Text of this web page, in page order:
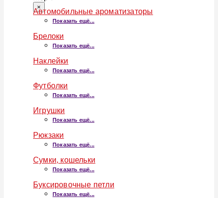
×
Автомобильные ароматизаторы
Показать ещё...
Брелоки
Показать ещё...
Наклейки
Показать ещё...
Футболки
Показать ещё...
Игрушки
Показать ещё...
Рюкзаки
Показать ещё...
Сумки, кошельки
Показать ещё...
Буксировочные петли
Показать ещё...